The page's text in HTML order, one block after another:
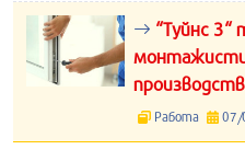
“Туйнс 3“
Работа 07/